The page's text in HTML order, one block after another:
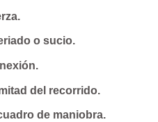
o sucio.
del recorrido.
de maniobra.